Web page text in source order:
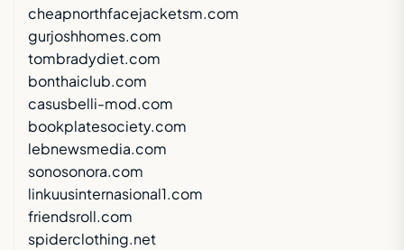
cheapnorthfacejacketsm.com
gurjoshhomes.com
tombradydiet.com
bonthaiclub.com
casusbelli-mod.com
bookplatesociety.com
lebnewsmedia.com
sonosonora.com
linkuusinternasional1.com
friendsroll.com
spiderclothing.net